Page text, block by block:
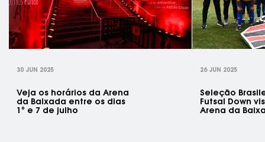
30 JUN 2025
Veja os horários da Arena
da Baixada entre os dias
1º e 7 de julho
26 JUN 2025
Seleção
Futsal Down
Arena da